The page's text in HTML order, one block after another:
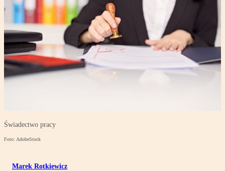
Świadectwo pracy
Foto: AdobeStock
Marek Rotkiewicz